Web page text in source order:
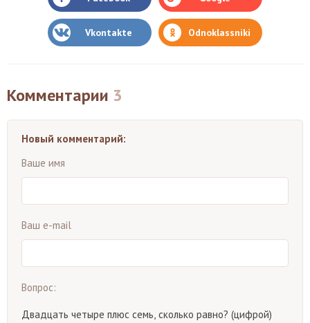
Vkontakte Odnoklassniki
Комментарии 3
Новый комментарий:
Ваше имя
Ваш e-mail
Вопрос:
Двадцать четыре плюс семь, сколько равно? (цифрой)